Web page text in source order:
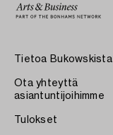
Tietoa Bukowskista
Ota yhteyttä
asiantuntijoihimme
Tulokset